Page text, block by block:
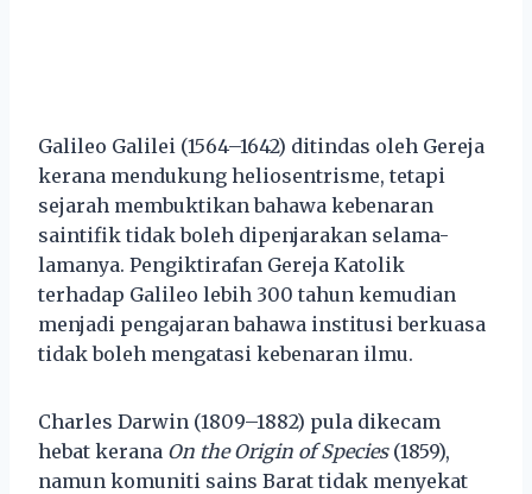
Galileo Galilei (1564–1642) ditindas oleh Gereja
kerana mendukung heliosentrisme, tetapi
sejarah membuktikan bahawa kebenaran
saintifik tidak boleh dipenjarakan selama-
lamanya. Pengiktirafan Gereja Katolik
terhadap Galileo lebih 300 tahun kemudian
menjadi pengajaran bahawa institusi berkuasa
tidak boleh mengatasi kebenaran ilmu.
Charles Darwin (1809–1882) pula dikecam
hebat kerana On the Origin of Species(1859),
namun komuniti sains Barat tidak menyekat